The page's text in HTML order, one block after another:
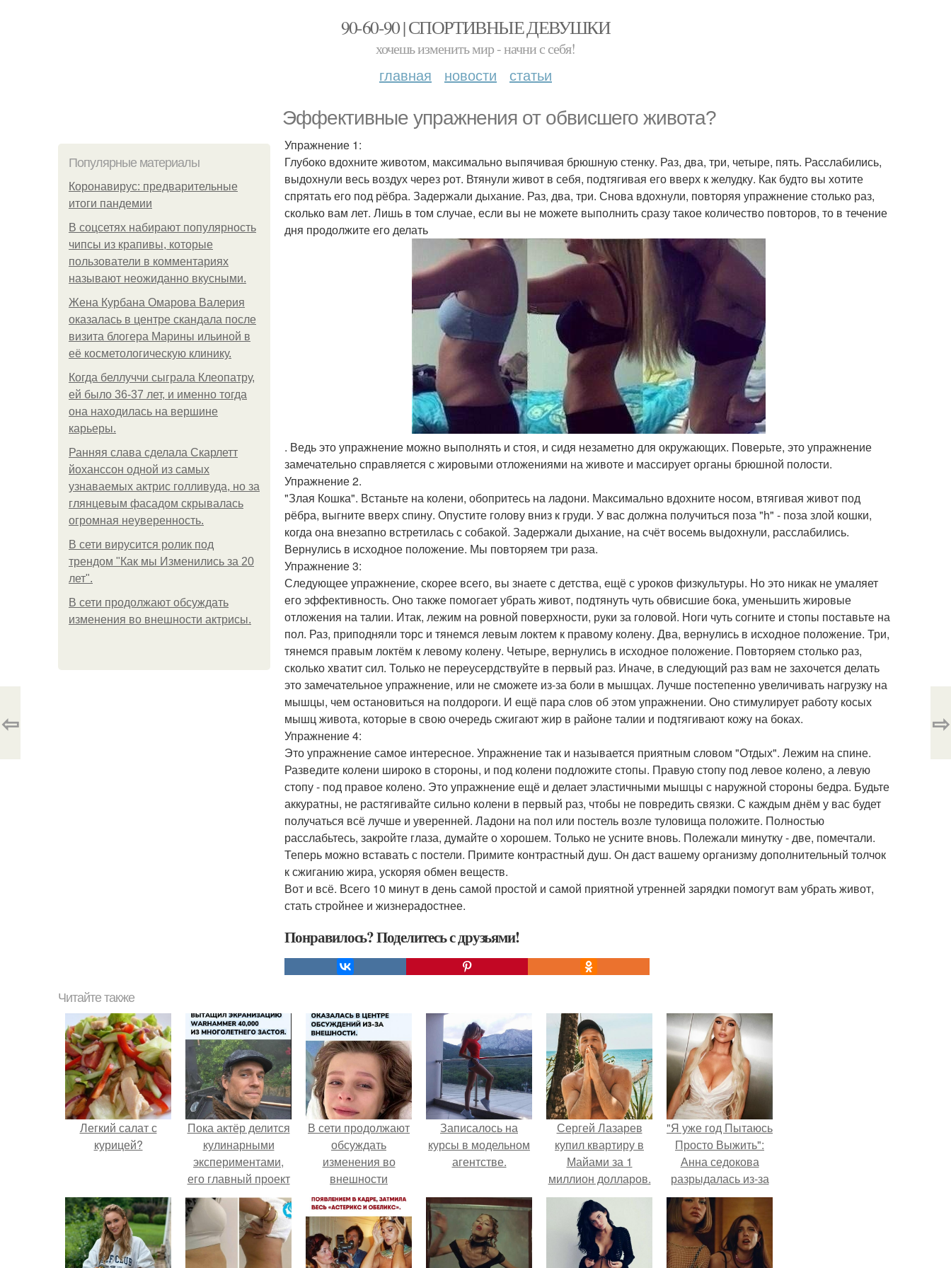
90-60-90 | СПОРТИВНЫЕ ДЕВУШКИ
хочешь изменить мир - начни с себя!
главная новости статьи
Эффективные упражнения от обвисшего живота?
Популярные материалы
Коронавирус: предварительные
итоги пандемии
В соцсетях набирают популярность
чипсы из крапивы, которые
пользователи в комментариях
называют неожиданно вкусными.
Жена Курбана Омарова Валерия
оказалась в центре скандала после
визита блогера Марины ильиной в
её косметологическую клинику.
Когда беллуччи сыграла Клеопатру,
ей было 36-37 лет, и именно тогда
она находилась на вершине
карьеры.
Ранняя слава сделала Скарлетт
йоханссон одной из самых
узнаваемых актрис голливуда, но за
глянцевым фасадом скрывалась
огромная неуверенность.
В сети вирусится ролик под
трендом "Как мы Изменились за 20
лет".
В сети продолжают обсуждать
изменения во внешности актрисы.
Упражнение 1:
Глубоко вдохните животом, максимально выпячивая брюшную стенку. Раз, два, три, четыре, пять. Расслабились,
выдохнули весь воздух через рот. Втянули живот в себя, подтягивая его вверх к желудку. Как будто вы хотите
спрятать его под рёбра. Задержали дыхание. Раз, два, три. Снова вдохнули, повторяя упражнение столько раз,
сколько вам лет. Лишь в том случае, если вы не можете выполнить сразу такое количество повторов, то в течение
дня продолжите его делать
. Ведь это упражнение можно выполнять и стоя, и сидя незаметно для окружающих. Поверьте, это упражнение
замечательно справляется с жировыми отложениями на животе и массирует органы брюшной полости.
Упражнение 2.
"Злая Кошка". Встаньте на колени, обопритесь на ладони. Максимально вдохните носом, втягивая живот под
рёбра, выгните вверх спину. Опустите голову вниз к груди. У вас должна получиться поза "h" - поза злой кошки,
когда она внезапно встретилась с собакой. Задержали дыхание, на счёт восемь выдохнули, расслабились.
Вернулись в исходное положение. Мы повторяем три раза.
Упражнение 3:
Следующее упражнение, скорее всего, вы знаете с детства, ещё с уроков физкультуры. Но это никак не умаляет
его эффективность. Оно также помогает убрать живот, подтянуть чуть обвисшие бока, уменьшить жировые
отложения на талии. Итак, лежим на ровной поверхности, руки за головой. Ноги чуть согните и стопы поставьте на
пол. Раз, приподняли торс и тянемся левым локтем к правому колену. Два, вернулись в исходное положение. Три,
тянемся правым локтём к левому колену. Четыре, вернулись в исходное положение. Повторяем столько раз,
сколько хватит сил. Только не переусердствуйте в первый раз. Иначе, в следующий раз вам не захочется делать
это замечательное упражнение, или не сможете из-за боли в мышцах. Лучше постепенно увеличивать нагрузку на
мышцы, чем остановиться на полдороги. И ещё пара слов об этом упражнении. Оно стимулирует работу косых
мышц живота, которые в свою очередь сжигают жир в районе талии и подтягивают кожу на боках.
Упражнение 4:
Это упражнение самое интересное. Упражнение так и называется приятным словом "Отдых". Лежим на спине.
Разведите колени широко в стороны, и под колени подложите стопы. Правую стопу под левое колено, а левую
стопу - под правое колено. Это упражнение ещё и делает эластичными мышцы с наружной стороны бедра. Будьте
аккуратны, не растягивайте сильно колени в первый раз, чтобы не повредить связки. С каждым днём у вас будет
получаться всё лучше и уверенней. Ладони на пол или постель возле туловища положите. Полностью
расслабьтесь, закройте глаза, думайте о хорошем. Только не усните вновь. Полежали минутку - две, помечтали.
Теперь можно вставать с постели. Примите контрастный душ. Он даст вашему организму дополнительный толчок
к сжиганию жира, ускоряя обмен веществ.
Вот и всё. Всего 10 минут в день самой простой и самой приятной утренней зарядки помогут вам убрать живот,
стать стройнее и жизнерадостнее.
Понравилось? Поделитесь с друзьями!
⇦ ⇨
Читайте также
Легкий салат с
курицей?
Пока актёр делится
кулинарными
экспериментами,
его главный проект
сделал серьёзный
шаг вперёд.
В сети продолжают
обсуждать
изменения во
внешности
актрисы.
Записалось на
курсы в модельном
агентстве.
Сергей Лазарев
купил квартиру в
Майами за 1
миллион долларов.
"Я уже год Пытаюсь
Просто Выжить":
Анна седокова
разрыдалась из-за
жесткой травли и
проклятий в сети.